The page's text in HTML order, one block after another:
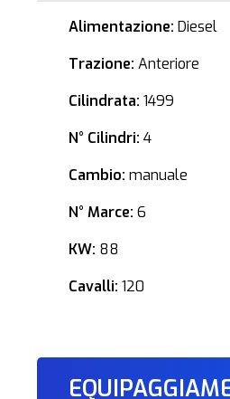
Alimentazione: Diesel
Trazione: Anteriore
Cilindrata: 1499
N° Cilindri: 4
Cambio: manuale
N° Marce: 6
KW: 88
Cavalli: 120